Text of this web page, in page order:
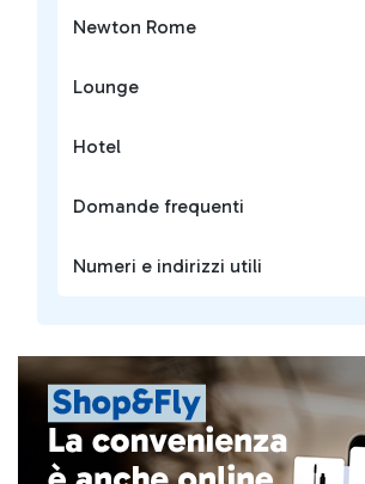
Newton Rome
Lounge
Hotel
Domande frequenti
Numeri e indirizzi utili